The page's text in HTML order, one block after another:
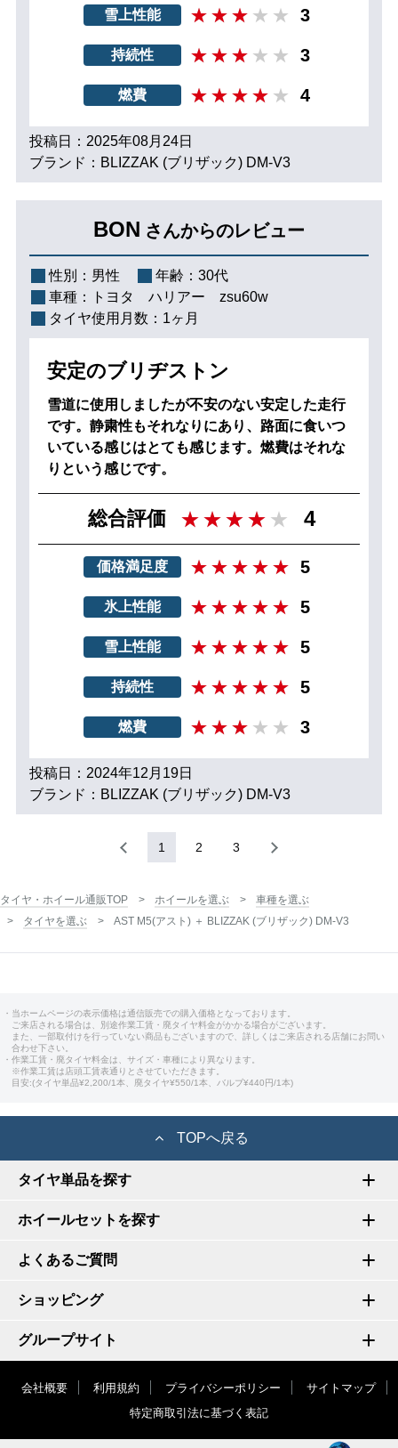
雪上性能 3
持続性 3
燃費 4
投稿日：2025年08月24日
ブランド：BLIZZAK (ブリザック) DM-V3
BON さんからのレビュー
性別： 男性 年齢： 30代
車種：
トヨタ ハリアー zsu60w
タイヤ使用月数： 1ヶ月
安定のブリヂストン
雪道に使用しましたが不安のない安定した走行
です。静粛性もそれなりにあり、路面に食いつ
いている感じはとても感じます。燃費はそれな
りという感じです。
総合評価 4
価格満足度 5
氷上性能 5
雪上性能 5
持続性 5
燃費 3
投稿日：2024年12月19日
ブランド：BLIZZAK (ブリザック) DM-V3
1 2 3
タイヤ・ホイール通販TOP ホイールを選ぶ
車種を選ぶ
タイヤを選ぶ
AST M5(アスト) ＋ BLIZZAK (ブリザック) DM-V3
・当ホームページの表示価格は通信販売での購入価格となっております。
ご来店される場合は、別途作業工賃・廃タイヤ料金がかかる場合がございます。
また、一部取付けを行っていない商品もございますので、詳しくはご来店される店舗にお問い
合わせ下さい。
・作業工賃・廃タイヤ料金は、サイズ・車種により異なります。
※作業工賃は店頭工賃表通りとさせていただきます。
目安:(タイヤ単品¥2,200/1本、廃タイヤ¥550/1本、バルブ¥440円/1本)
TOPへ戻る
タイヤ単品を探す
ホイールセットを探す
よくあるご質問
ショッピング
グループサイト
会社概要 利用規約 プライバシーポリシー
サイトマップ
特定商取引法に基づく表記